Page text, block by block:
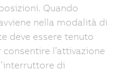
Quando
nella modalità di
deve essere tenuto
l’attivazione
di